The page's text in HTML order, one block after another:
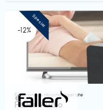
-12%
Elektronik & Haushaltsgeräte
Faller Audio
€‎
Special